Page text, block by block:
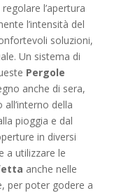
l’apertura
l’intensità del
soluzioni,
Un sistema di
Pergole
anche di sera,
della
pioggia e dal
in diversi
a utilizzare le
anche nelle
per poter godere a